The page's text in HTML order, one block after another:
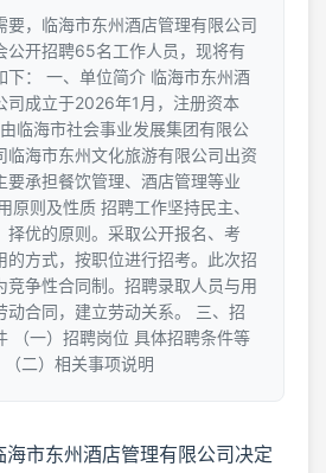
要，临海市东州酒店管理有限公司
公开招聘65名工作人员，现将有
下： 一、单位简介 临海市东州酒
司成立于2026年1月，注册资本
临海市社会事业发展集团有限公
临海市东州文化旅游有限公司出资
要承担餐饮管理、酒店管理等业
原则及性质 招聘工作坚持民主、
择优的原则。采取公开报名、考
的方式，按职位进行招考。此次招
竞争性合同制。招聘录取人员与用
动合同，建立劳动关系。 三、招
（一）招聘岗位 具体招聘条件等
二）相关事项说明
市东州酒店管理有限公司决定